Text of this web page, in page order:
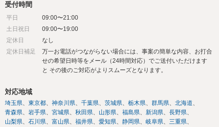
受付時間
平日
09:00〜21:00
土日祝日
09:00〜19:00
定休日
なし
定休日補足
万一お電話がつながらない場合には、事案の簡単な内容、お打合
せの希望日時等をメール（24時間対応）でご送付いただけます
と その後のご対応がよりスムーズとなります。
対応地域
埼玉県 東京都 神奈川県 千葉県 茨城県 栃木県 群馬県
北海道
青森県
岩手県 宮城県 秋田県 山形県 福島県 新潟県
長野県
山梨県
石川県 富山県 福井県 愛知県 静岡県 岐阜県
三重県